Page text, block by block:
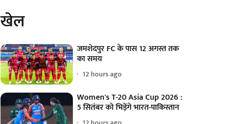
खेल
जमशेदपुर FC के पास 12 अगस्त तक
का समय
12 hours ago
Women's T-20 Asia Cup 2026 :
5 सितंबर को भिड़ेंगे भारत-पाकिस्तान